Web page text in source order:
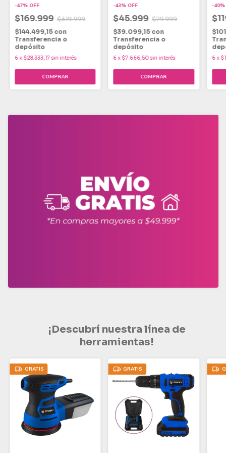
-47% OFF
$169.999 $319.999
$144.499,15 con
Transferencia o
depósito
6x $28.333,17sin interés
-43%OFF
$45.999 $79.999
$39.099,15 con
Transferencia o
depósito
6x $7.666,50sin interés
-40
6x
¡Descubrí nuestra línea de
herramientas!
GRATIS GRATIS